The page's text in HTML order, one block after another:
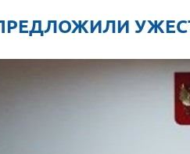
ПРЕДЛОЖИЛИ